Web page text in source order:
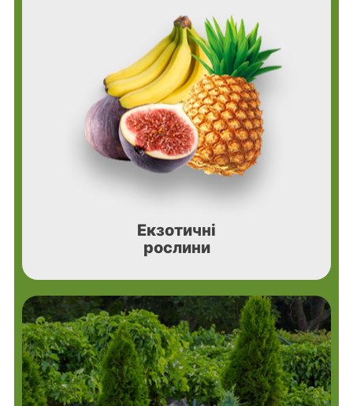
Екзотичні
рослини